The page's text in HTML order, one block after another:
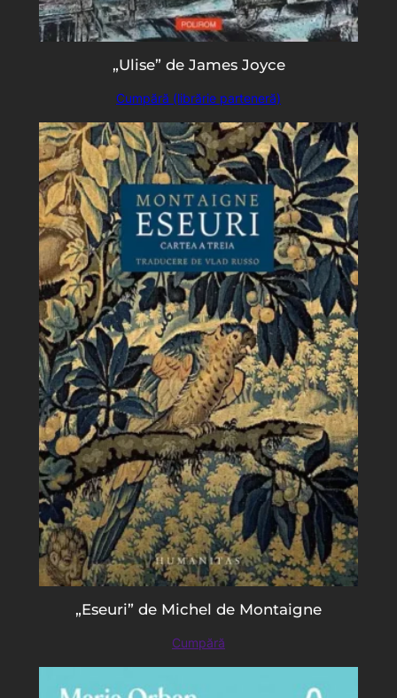
„Ulise” de James Joyce
Cumpără (librărie parteneră)
„Eseuri” de Michel de Montaigne
Cumpără